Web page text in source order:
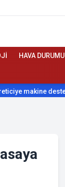
HAVA DURUMU
makine desteği